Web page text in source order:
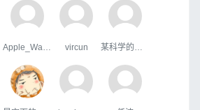
vircun